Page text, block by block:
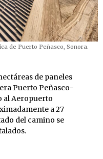
de Puerto Peñasco, Sonora.
de paneles
Puerto Peñasco-
al Aeropuerto
a 27
del camino se